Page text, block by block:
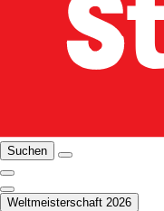
Suchen
Weltmeisterschaft 2026